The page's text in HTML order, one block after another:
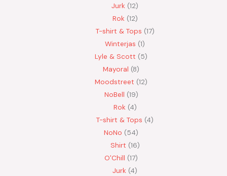
Jurk 12
Rok 12
T-shirt & Tops 17
Winterjas 1
Lyle & Scott
5
Mayoral 8
Moodstreet 12
NoBell 19
Rok 4
T-shirt & Tops 4
NoNo
54
Shirt 16
O'Chill 17
Jurk 4